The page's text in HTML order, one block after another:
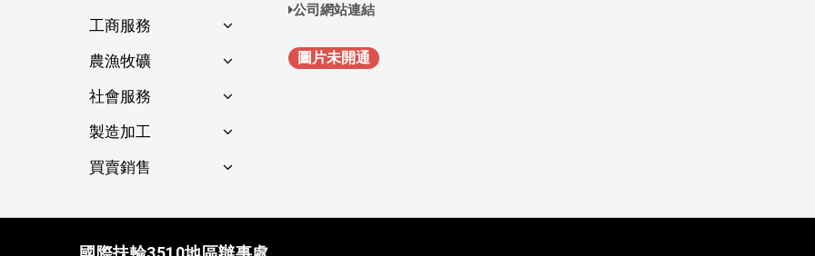
工商服務
農漁牧礦
社會服務
製造加工
買賣銷售
公司網站連結
圖片未開通